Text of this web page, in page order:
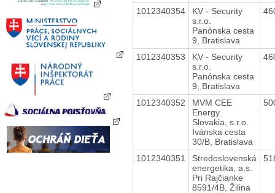
1012340354
KV - Security
s.r.o.
Panónska cesta
9, Bratislava
1012340353
KV - Security
s.r.o.
Panónska cesta
9, Bratislava
1012340352
MVM CEE
Energy
Slovakia, s.r.o.
Ivánska cesta
30/B, Bratislava
1012340351
Stredoslovenská
energetika, a.s.
Pri Rajčianke
8591/4B, Žilina